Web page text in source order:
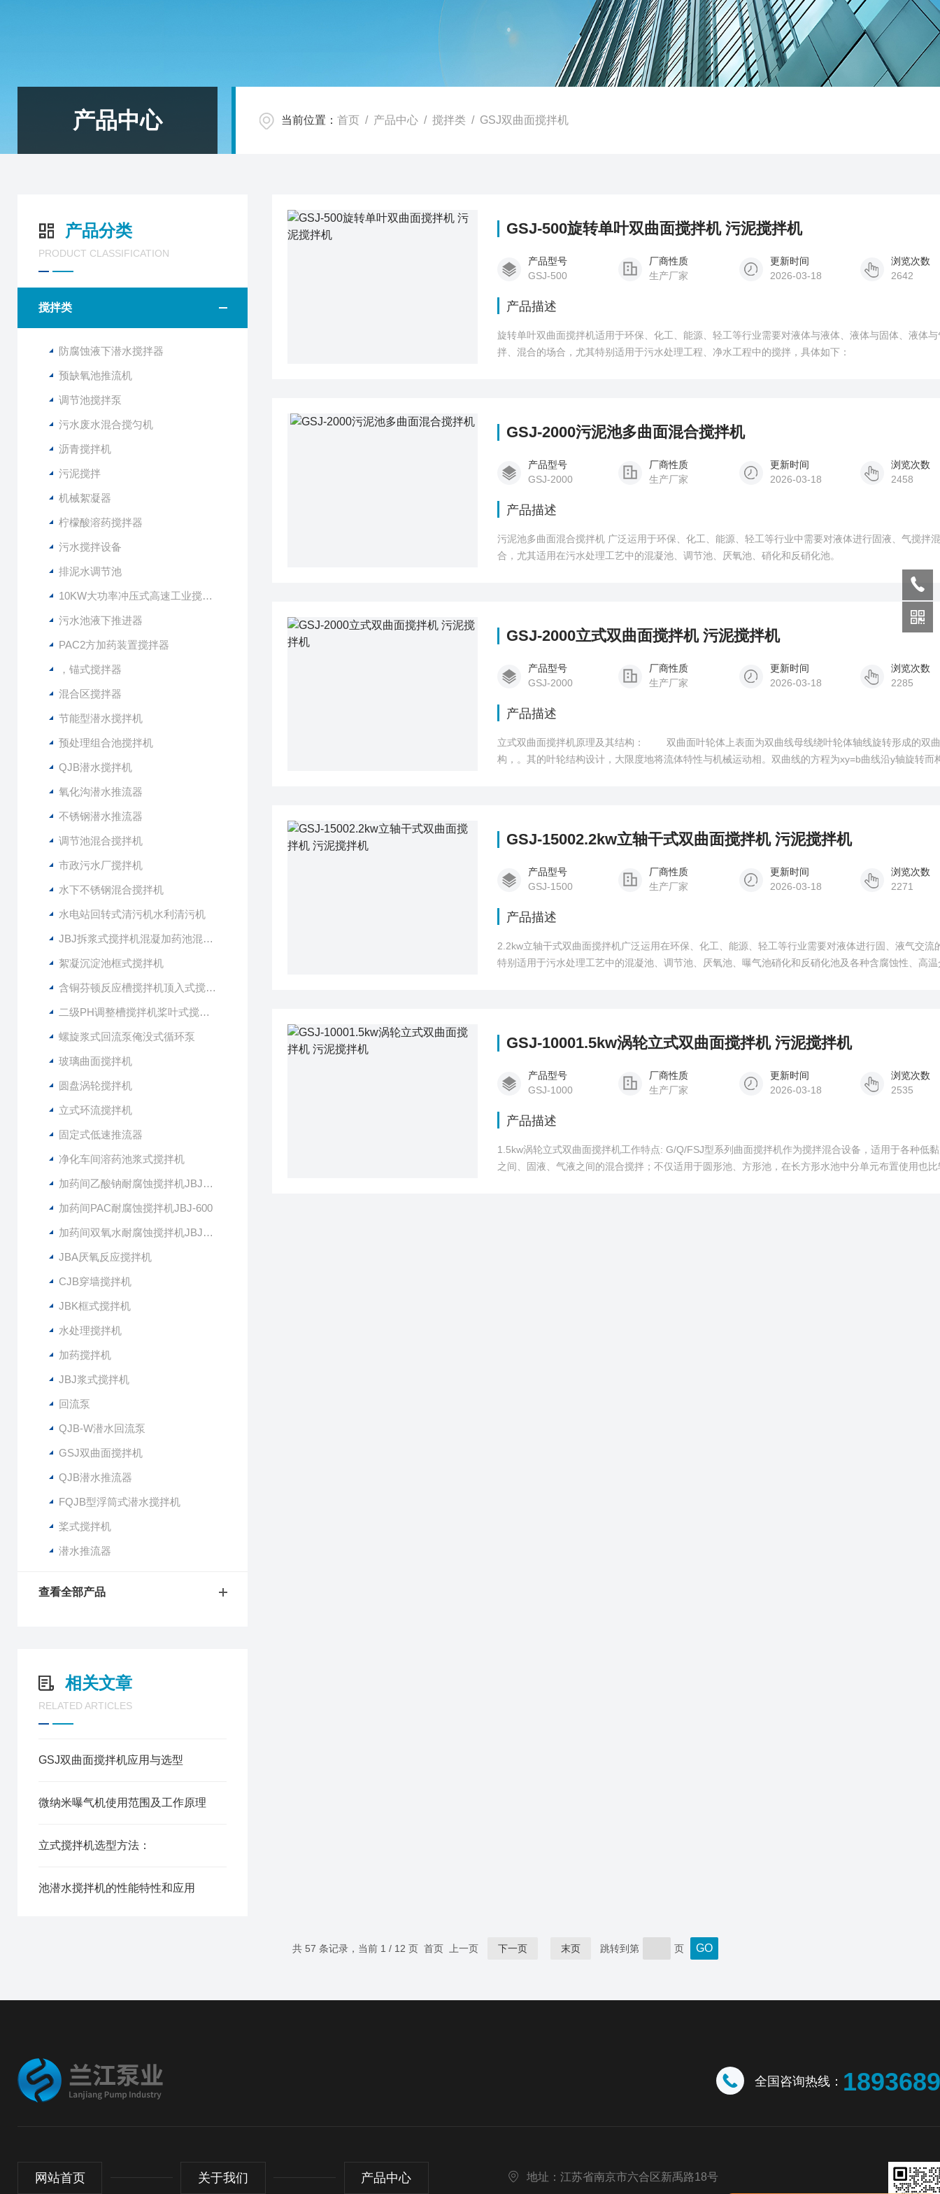
产品中心 当前位置： 首页 / 产品中心 / 搅拌类 / GSJ双曲面搅拌机
产品分类
PRODUCT CLASSIFICATION
搅拌类
防腐蚀液下潜水搅拌器
预缺氧池推流机
调节池搅拌泵
污水废水混合搅匀机
沥青搅拌机
污泥搅拌
机械絮凝器
柠檬酸溶药搅拌器
污水搅拌设备
排泥水调节池
10KW大功率冲压式高速工业搅拌设备
污水池液下推进器
PAC2方加药装置搅拌器
，锚式搅拌器
混合区搅拌器
节能型潜水搅拌机
预处理组合池搅拌机
QJB潜水搅拌机
氧化沟潜水推流器
不锈钢潜水推流器
调节池混合搅拌机
市政污水厂搅拌机
水下不锈钢混合搅拌机
水电站回转式清污机水利清污机
JBJ拆浆式搅拌机混凝加药池混合型搅拌器
絮凝沉淀池框式搅拌机
含铜芬顿反应槽搅拌机顶入式搅拌器
二级PH调整槽搅拌机桨叶式搅拌器
螺旋浆式回流泵俺没式循环泵
玻璃曲面搅拌机
圆盘涡轮搅拌机
立式环流搅拌机
固定式低速推流器
净化车间溶药池浆式搅拌机
加药间乙酸钠耐腐蚀搅拌机JBJ-400
加药间PAC耐腐蚀搅拌机JBJ-600
加药间双氧水耐腐蚀搅拌机JBJ-300
JBA厌氧反应搅拌机
CJB穿墙搅拌机
JBK框式搅拌机
水处理搅拌机
加药搅拌机
JBJ浆式搅拌机
回流泵
QJB-W潜水回流泵
GSJ双曲面搅拌机
QJB潜水推流器
FQJB型浮筒式潜水搅拌机
桨式搅拌机
潜水推流器
查看全部产品
相关文章
RELATED ARTICLES
GSJ双曲面搅拌机应用与选型
微纳米曝气机使用范围及工作原理
立式搅拌机选型方法：
池潜水搅拌机的性能特性和应用
GSJ-500旋转单叶双曲面搅拌机 污泥搅拌机
产品型号
GSJ-500
厂商性质
生产厂家
更新时间
2026-03-18
浏览次数
2642
产品描述
旋转单叶双曲面搅拌机适用于环保、化工、能源、轻工等行业需要对液体与液体、液体与固体、液体
拌、混合的场合，尤其特别适用于污水处理工程、净水工程中的搅拌，具体如下：
GSJ-2000污泥池多曲面混合搅拌机
产品型号
GSJ-2000
厂商性质
生产厂家
更新时间
2026-03-18
浏览次数
2458
产品描述
污泥池多曲面混合搅拌机 广泛运用于环保、化工、能源、轻工等行业中需要对液体进行固液、气搅拌
合，尤其适用在污水处理工艺中的混凝池、调节池、厌氧池、硝化和反硝化池。
GSJ-2000立式双曲面搅拌机 污泥搅拌机
产品型号
GSJ-2000
厂商性质
生产厂家
更新时间
2026-03-18
浏览次数
2285
产品描述
立式双曲面搅拌机原理及其结构： 双曲面叶轮体上表面为双曲线母线绕叶轮体轴线旋转形成的双曲面结
构，。其的叶轮结构设计，大限度地将流体特性与机械运动相。双曲线的方程为xy=b曲线沿y轴旋转而
GSJ-15002.2kw立轴干式双曲面搅拌机 污泥搅拌机
产品型号
GSJ-1500
厂商性质
生产厂家
更新时间
2026-03-18
浏览次数
2271
产品描述
2.2kw立轴干式双曲面搅拌机广泛运用在环保、化工、能源、轻工等行业需要对液体进行固、液气交流
特别适用于污水处理工艺中的混凝池、调节池、厌氧池、曝气池硝化和反硝化池及各种含腐蚀性、高
GSJ-10001.5kw涡轮立式双曲面搅拌机 污泥搅拌机
产品型号
GSJ-1000
厂商性质
生产厂家
更新时间
2026-03-18
浏览次数
2535
产品描述
1.5kw涡轮立式双曲面搅拌机工作特点: G/Q/FSJ型系列曲面搅拌机作为搅拌混合设备，适用于各种低
之间、固液、气液之间的混合搅拌；不仅适用于圆形池、方形池，在长方形水池中分单元布置使用也
共 57 条记录，当前 1 / 12 页 首页 上一页 下一页 末页 跳转到第 页
全国咨询热线：
网站首页 关于我们 产品中心 地址：江苏省南京市六合区新禹路18号